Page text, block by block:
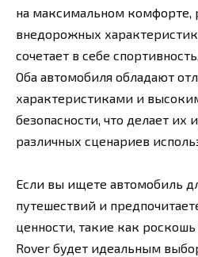
на максимальном комфорте,
внедорожных
сочетает в себе
Оба автомобиля обладают
характеристиками и
безопасности, что делает их
различных сценариев
Если вы ищете автомобиль
путешествий и
ценности, такие как роскошь
Rover будет идеальным